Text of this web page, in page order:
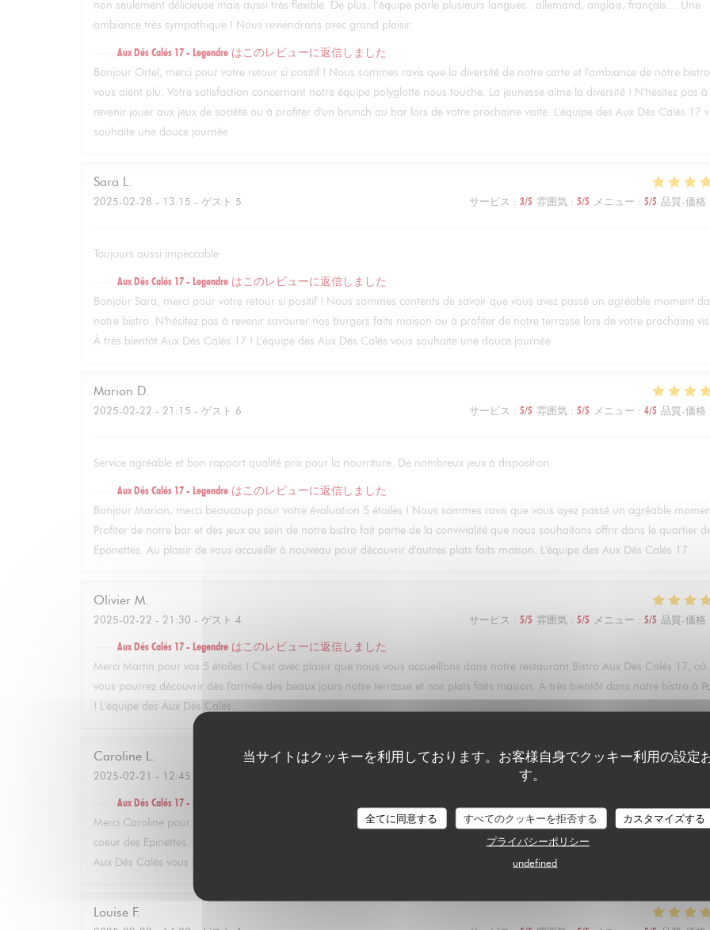
当サイトはクッキーを利用しております。お客様自身でクッキー利用の設定
す。
全てに同意する すべてのクッキーを拒否する
カスタマイズする
プライバシーポリシー
undefined
non seulement délicieuse mais aussi très flexible. De plus, l’équipe parle plusieurs langues : allemand, anglais, français… Une
ambiance très sympathique ! Nous reviendrons avec grand plaisir.
Aux Dés Calés 17 - Legendre はこのレビューに返信しました
Bonjour Ortel, merci pour votre retour si positif ! Nous sommes ravis que la diversité de notre carte et l'ambiance de notre bistro
vous aient plu. Votre satisfaction concernant notre équipe polyglotte nous touche. La jeunesse aime la diversité ! N'hésitez pas à
revenir jouer aux jeux de société ou à profiter d'un brunch au bar lors de votre prochaine visite. L'équipe des Aux Dés Calés 17
souhaite une douce journée
Sara L
2025-02-28 - 13:15 - ゲスト 5 サービス : 3/5 雰囲気: 5/5 メニュー : 5/5 品質-価格
Toujours aussi impeccable
Aux Dés Calés 17 - Legendre はこのレビューに返信しました
Bonjour Sara, merci pour votre retour si positif ! Nous sommes contents de savoir que vous avez passé un agréable moment
notre bistro. N'hésitez pas à revenir savourer nos burgers faits maison ou à profiter de notre terrasse lors de votre prochaine
À très bientôt Aux Dés Calés 17 ! L'équipe des Aux Dés Calés vous souhaite une douce journée
Marion D
2025-02-22 - 21:15 - ゲスト 6 サービス : 5/5 雰囲気: 5/5 メニュー : 4/5 品質-価格
Service agréable et bon rapport qualité prix pour la nourriture. De nombreux jeux à disposition.
Aux Dés Calés 17 - Legendre はこのレビューに返信しました
Bonjour Marion, merci beaucoup pour votre évaluation 5 étoiles ! Nous sommes ravis que vous ayez passé un agréable
Profiter de notre bar et des jeux au sein de notre bistro fait partie de la convivialité que nous souhaitons offrir dans le quartier
Eponettes. Au plaisir de vous accueillir à nouveau pour découvrir d'autres plats faits maison. L'équipe des Aux Dés Calés 17.
Olivier M
2025-02-22 - 21:30 - ゲスト 4 サービス : 5/5 雰囲気: 5/5 メニュー : 5/5 品質-価格
Aux Dés Calés 17 - Legendre はこのレビューに返信しました
Merci Martin pour vos 5 étoiles ! C'est avec plaisir que nous vous accueillons dans notre restaurant Bistro Aux Dés Calés 17, où
vous pourrez découvrir dès l'arrivée des beaux jours notre terrasse et nos plats faits maison. À très bientôt dans notre bistro à
! L'équipe des Aux Dés Calés.
Caroline L
2025-02-21 - 12:45 - ゲスト 2 5/5 雰囲気
Aux Dés Calés 17 - Legendre
Merci Caroline pour ces 5 étoiles ! C'est avec plaisir que nous vous accueillons dans notre Restaurant Bistro Aux Dés Calés 17
coeur des Epinettes. Nous espérons vous revoir bientôt pour profiter de notre terrasse et de nos plats faits maison. L'équipe des
Aux Dés Calés vous souhaite une jolie journée
Louise F